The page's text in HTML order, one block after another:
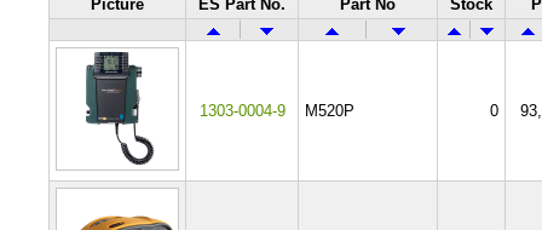
Picture ES Part No. Part No Stock
1303-0004-9 M520P 0